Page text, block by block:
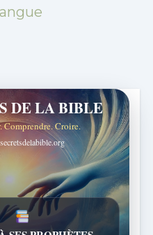
DE LA BIBLE
Comprendre. Croire.